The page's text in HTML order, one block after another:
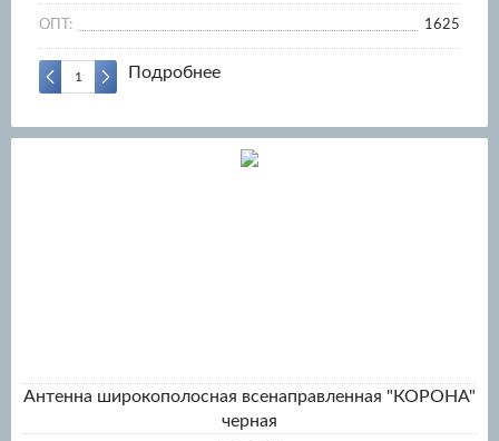
ОПТ: 1625
Подробнее
Антенна широкополосная всенаправленная "КОРОНА"
черная